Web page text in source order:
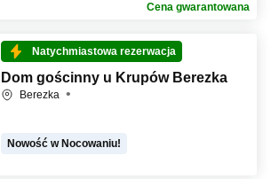
Cena gwarantowana
Natychmiastowa rezerwacja
Dom gościnny u Krupów Berezka
Berezka
Nowość w Nocowaniu!